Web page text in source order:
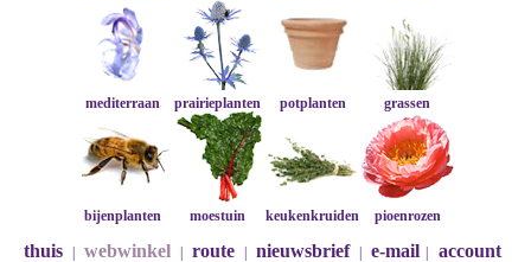
mediterraan prairieplanten potplanten grassen
bijenplanten moestuin keukenkruiden pioenrozen
thuis webwinkel route nieuwsbrief e-mail account